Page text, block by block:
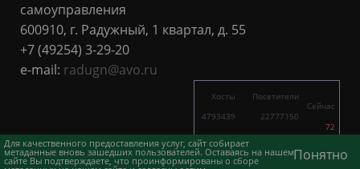
Для качественного предоставления услуг, сайт собирает
метаданные вновь зашедших пользователей. Оставаясь на нашем
сайте Вы подтверждаете, что проинформированы о сборе Понятно
самоуправления
600910, г. Радужный, 1 квартал, д. 55
+7 (49254) 3-29-20
e-mail: radugn@avo.ru
Хосты
4793439
11051
Посетители
22777150
25719
Сейчас
72